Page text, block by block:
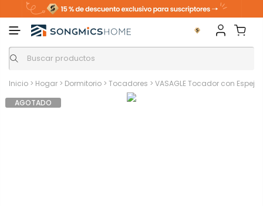
Inicio > Hogar > Dormitorio > Tocadores > VASAGLE Tocador con
AGOTADO